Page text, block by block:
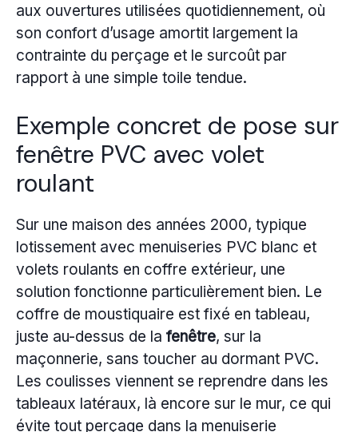
aux ouvertures utilisées quotidiennement, où
son confort d’usage amortit largement la
contrainte du perçage et le surcoût par
rapport à une simple toile tendue.
Exemple concret de pose sur
fenêtre PVC avec volet
roulant
Sur une maison des années 2000, typique
lotissement avec menuiseries PVC blanc et
volets roulants en coffre extérieur, une
solution fonctionne particulièrement bien. Le
coffre de moustiquaire est fixé en tableau,
juste au-dessus de la fenêtre, sur la
maçonnerie, sans toucher au dormant PVC.
Les coulisses viennent se reprendre dans les
tableaux latéraux, là encore sur le mur, ce qui
évite tout perçage dans la menuiserie